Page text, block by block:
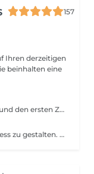
157
Ihren derzeitigen
beinhalten eine
Ein idealer Vorschlag für fahle, müde Haut und den ersten Zeichen der Zeit. Dank einer gründlichen Reinigung, einer innovativen aufhellenden Maske mit Longevity Complex, rosa Tonerde und einer hohen Konzentration Vitamin C erhält die Haut neue Vitalität und einen strahlenden, leuchtenden Teint. Speziellle Hautdehnungs- und Massagetechniken sorgen für einen sofortigen Straffungs - Effekt.
Um ihnen ihren besonnderen Tag ohne Stress zu gestalten. Kommen wir fürs Styling zu ihnen. ab 4 Personen Auf Anfrage ...